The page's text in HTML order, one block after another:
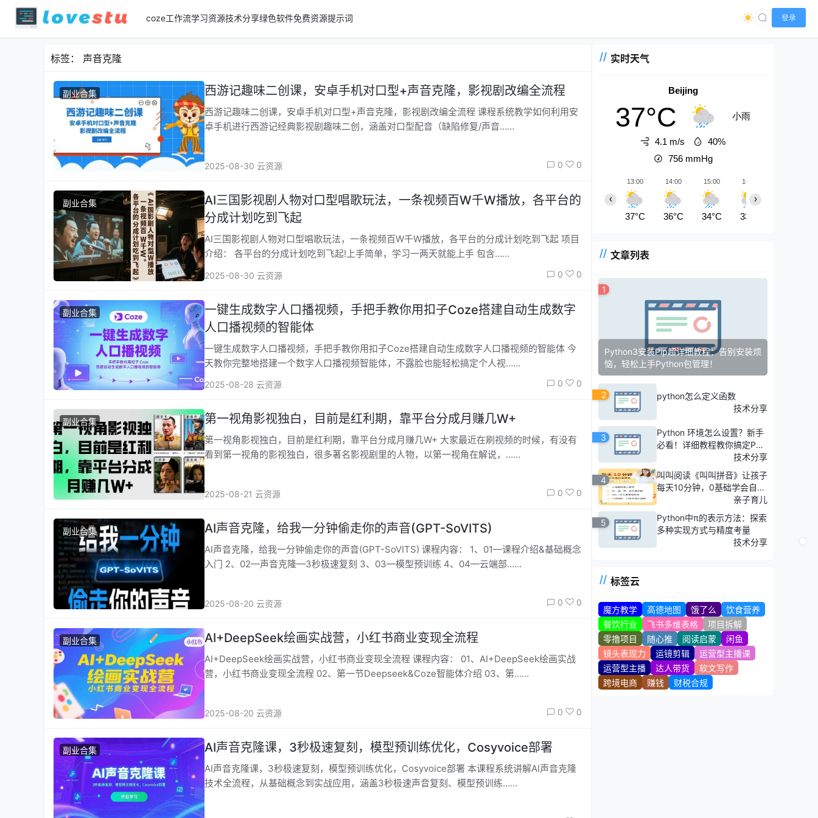
coze工作流学习资源技术分享绿色软件免费资源提示词 登录
标签： 声音克隆
副业合集 西游记趣味二创课，安卓手机对口型+声音克隆，影视剧改编全流程
西游记趣味二创课，安卓手机对口型+声音克隆，影视剧改编全流程 课程系统教学如何利用安
卓手机进行西游记经典影视剧趣味二创，涵盖对口型配音（缺陷修复/声音……
2025-08-30 云资源 0 0
副业合集
AI三国影视剧人物对口型唱歌玩法，一条视频百W千W播放，各平台的
分成计划吃到飞起
AI三国影视剧人物对口型唱歌玩法，一条视频百W千W播放，各平台的分成计划吃到飞起 项目
介绍： 各平台的分成计划吃到飞起!上手简单，学习一两天就能上手 包含……
2025-08-30 云资源 0 0
副业合集
一键生成数字人口播视频，手把手教你用扣子Coze搭建自动生成数字
人口播视频的智能体
一键生成数字人口播视频，手把手教你用扣子Coze搭建自动生成数字人口播视频的智能体 今
天教你完整地搭建一个数字人口播视频智能体，不露脸也能轻松搞定个人视……
2025-08-28 云资源 0 0
副业合集 第一视角影视独白，目前是红利期，靠平台分成月赚几W+
第一视角影视独白，目前是红利期，靠平台分成月赚几W+ 大家最近在刷视频的时候，有没有
看到第一视角的影视独白，很多著名影视剧里的人物，以第一视角在解说，……
2025-08-21 云资源 0 0
副业合集 AI声音克隆，给我一分钟偷走你的声音(GPT-SoVITS)
AI声音克隆，给我一分钟偷走你的声音(GPT-SoVITS) 课程内容： 1、01—课程介绍&基础概念
入门 2、02—声音克隆—3秒极速复刻 3、03—模型预训练 4、04—云端部……
2025-08-20 云资源 0 0
副业合集 AI+DeepSeek绘画实战营，小红书商业变现全流程
AI+DeepSeek绘画实战营，小红书商业变现全流程 课程内容： 01、AI+DeepSeek绘画实战
营，小红书商业变现全流程 02、第一节Deepseek&Coze智能体介绍 03、第……
2025-08-20 云资源 0 0
副业合集 AI声音克隆课‌，3秒极速复刻，模型预训练优化，Cosyvoice部署
AI声音克隆课‌，3秒极速复刻，模型预训练优化，Cosyvoice部署 本课程系统讲解AI声音克隆
技术全流程，从基础概念到实战应用，涵盖3秒极速声音复刻、模型预训练……
实时天气
Beijing
37°C 小雨
4.1 m/s
40%
756 mmHg
13:00
37°C
14:00
36°C
15:00
34°C
16:00
33°C
‹ ›
文章列表
1
Python3安装Pip超详细教程：告别安装烦
恼，轻松上手Python包管理！
2
python怎么定义函数
技术分享
3
Python 环境怎么设置？新手
必看！详细教程教你搞定Pyt
hon配置，轻松入门！技术分享
4
叫叫阅读《叫叫拼音》让孩子
每天10分钟，0基础学会自主
亲子育儿
5
Python中π的表示方法：探索
多种实现方式与精度考量
技术分享
标签云
魔方教学 高德地图 饿了么
饮食营养
餐饮行业
飞书多维表格
项目拆解
零撸项目
随心推 阅读启蒙
闲鱼
镜头表现力
运镜剪辑
运营型主播课
运营型主播
达人带货
软文写作
跨境电商
赚钱 财税合规